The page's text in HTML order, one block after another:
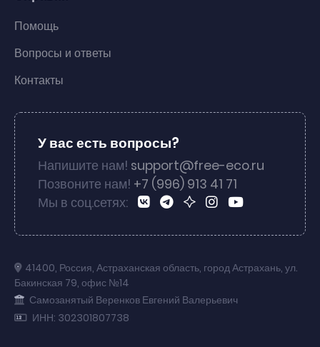
Помощь
Вопросы и ответы
Контакты
У вас есть вопросы?
Напишите нам! support@free-eco.ru
Позвоните нам! +7 (996) 913 41 71
Мы в соц.сетях:
41400, Россия, Астраханская область, город Астрахань, ул.
Бакинская 79, офис №14
Самозанятый Веренков Евгений Валерьевич
ИНН: 302301807738